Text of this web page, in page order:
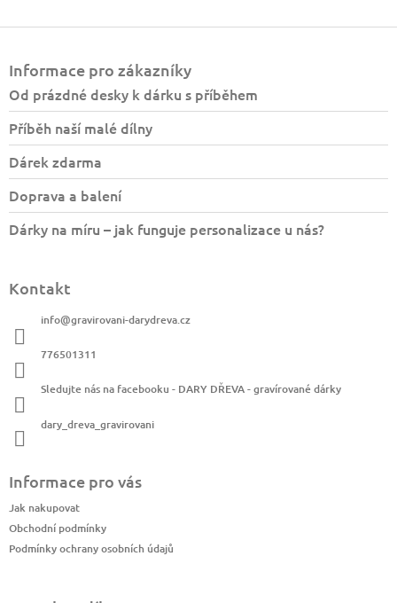
Informace pro zákazníky
Od prázdné desky k dárku s příběhem
Příběh naší malé dílny
Dárek zdarma
Doprava a balení
Dárky na míru – jak funguje personalizace u nás?
Kontakt
info@gravirovani-darydreva.cz
776501311
Sledujte nás na facebooku - DARY DŘEVA - gravírované dárky
dary_dreva_gravirovani
Informace pro vás
Jak nakupovat
Obchodní podmínky
Podmínky ochrany osobních údajů